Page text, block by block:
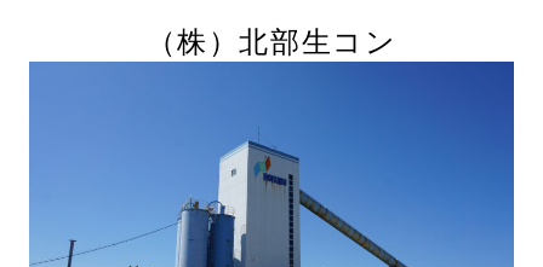
（株）北部生コン